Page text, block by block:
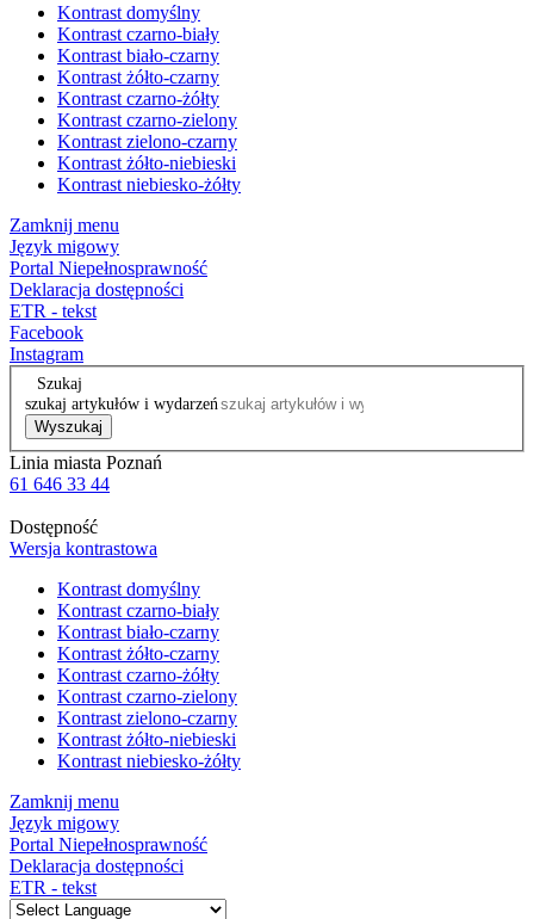
Kontrast domyślny
Kontrast czarno-biały
Kontrast biało-czarny
Kontrast żółto-czarny
Kontrast czarno-żółty
Kontrast czarno-zielony
Kontrast zielono-czarny
Kontrast żółto-niebieski
Kontrast niebiesko-żółty
Zamknij menu
Język migowy
Portal Niepełnosprawność
Deklaracja dostępności
ETR - tekst
Facebook
Instagram
Szukaj
szukaj artykułów i wydarzeń
Wyszukaj
Linia miasta Poznań
61 646 33 44
Dostępność
Wersja kontrastowa
Kontrast domyślny
Kontrast czarno-biały
Kontrast biało-czarny
Kontrast żółto-czarny
Kontrast czarno-żółty
Kontrast czarno-zielony
Kontrast zielono-czarny
Kontrast żółto-niebieski
Kontrast niebiesko-żółty
Zamknij menu
Język migowy
Portal Niepełnosprawność
Deklaracja dostępności
ETR - tekst